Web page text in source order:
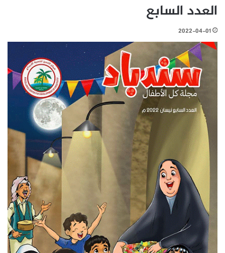
العدد السابع
2022-04-01